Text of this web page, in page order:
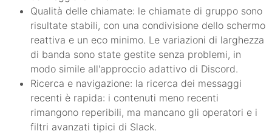
Qualità delle chiamate: le chiamate di gruppo sono
risultate stabili, con una condivisione dello schermo
reattiva e un eco minimo. Le variazioni di larghezza
di banda sono state gestite senza problemi, in
modo simile all'approccio adattivo di Discord.
Ricerca e navigazione: la ricerca dei messaggi
recenti è rapida: i contenuti meno recenti
rimangono reperibili, ma mancano gli operatori e i
filtri avanzati tipici di Slack.